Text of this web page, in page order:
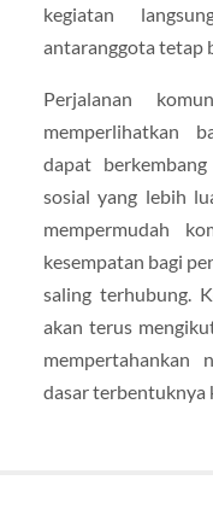
kegiatan
antaranggota tetap
Perjalanan
memperlihatkan
dapat
sosial yang lebih
mempermudah
kesempatan bagi
saling terhubung.
akan terus
mempertahankan
dasar terbentuknya